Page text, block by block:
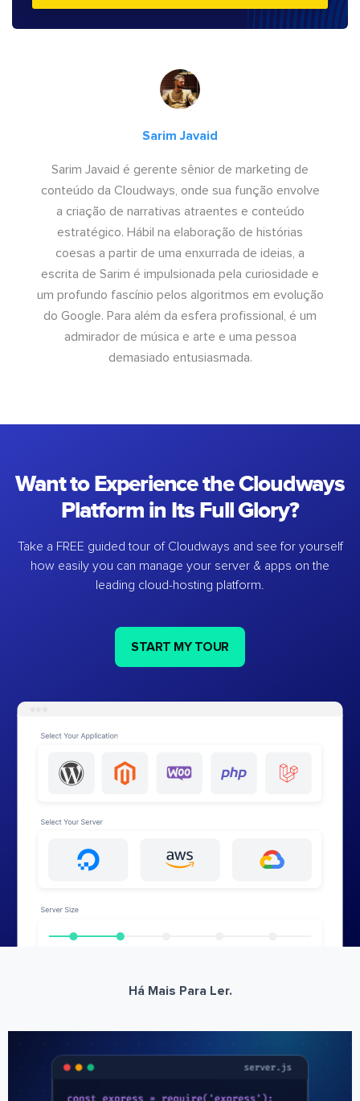
Sarim Javaid
Sarim Javaid é gerente sênior de marketing de
conteúdo da Cloudways, onde sua função envolve
a criação de narrativas atraentes e conteúdo
estratégico. Hábil na elaboração de histórias
coesas a partir de uma enxurrada de ideias, a
escrita de Sarim é impulsionada pela curiosidade e
um profundo fascínio pelos algoritmos em evolução
do Google. Para além da esfera profissional, é um
admirador de música e arte e uma pessoa
demasiado entusiasmada.
Want to Experience the Cloudways
Platform in Its Full Glory?
Take a FREE guided tour of Cloudways and see for yourself
how easily you can manage your server & apps on the
leading cloud-hosting platform.
START MY TOUR
Há Mais Para Ler.